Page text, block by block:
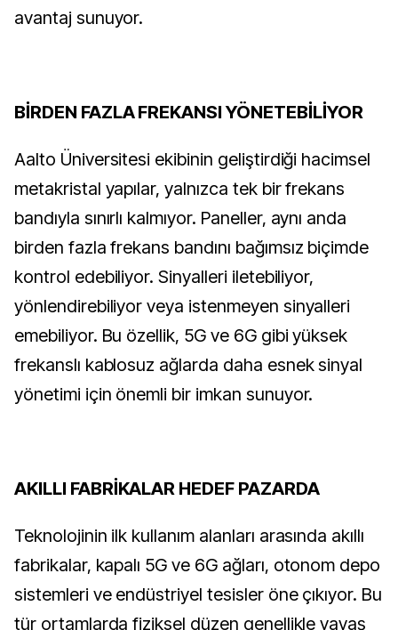
avantaj sunuyor.
BİRDEN FAZLA FREKANSI YÖNETEBİLİYOR
Aalto Üniversitesi ekibinin geliştirdiği hacimsel
metakristal yapılar, yalnızca tek bir frekans
bandıyla sınırlı kalmıyor. Paneller, aynı anda
birden fazla frekans bandını bağımsız biçimde
kontrol edebiliyor. Sinyalleri iletebiliyor,
yönlendirebiliyor veya istenmeyen sinyalleri
emebiliyor. Bu özellik, 5G ve 6G gibi yüksek
frekanslı kablosuz ağlarda daha esnek sinyal
yönetimi için önemli bir imkan sunuyor.
AKILLI FABRİKALAR HEDEF PAZARDA
Teknolojinin ilk kullanım alanları arasında akıllı
fabrikalar, kapalı 5G ve 6G ağları, otonom depo
sistemleri ve endüstriyel tesisler öne çıkıyor. Bu
tür ortamlarda fiziksel düzen genellikle yavaş